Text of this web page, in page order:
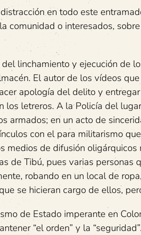
en todo este
comunidad o interesados,
linchamiento y ejecución de
El autor de los vídeos
apología del delito y
los letreros. A la Policía del
armados; en un acto de
con el para militarismo
medios de difusión
de Tibú, pues varias
robando en un local de
se hicieran cargo de ellos,
de Estado imperante en
“el orden” y la